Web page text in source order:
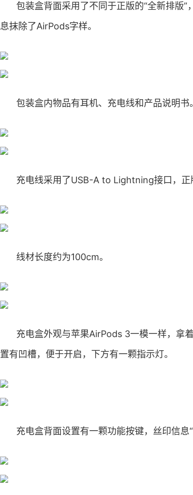
包装盒背面采用了不同于正版的“全新排版
息抹除了AirPods字样。
包装盒内物品有耳机、充电线和产品说明书。
充电线采用了USB-A to Lightning接口，正
线材长度约为100cm。
充电盒外观与苹果AirPods 3一模一样，拿
置有凹槽，便于开启，下方有一颗指示灯。
充电盒背面设置有一颗功能按键，丝印信息